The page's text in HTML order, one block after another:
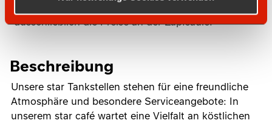
ausschließlich die Preise an der Zapfsäule.
Beschreibung
Unsere star Tankstellen stehen für eine freundliche
Atmosphäre und besondere Serviceangebote: In
unserem star café wartet eine Vielfalt an köstlichen